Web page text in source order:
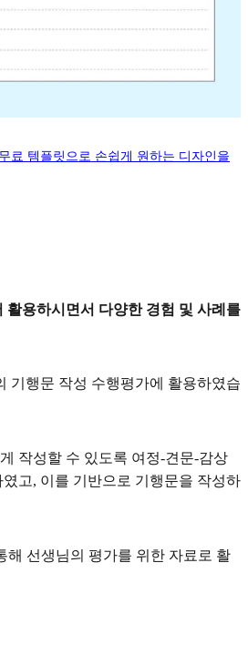
료 템플릿으로 손쉽게 원하는 디자인을
활용하시면서 다양한 경험 및 사례를
기행문 작성 수행평가에 활용하였습
작성할 수 있도록 여정-견문-감상
고, 이를 기반으로 기행문을 작성하
해 선생님의 평가를 위한 자료로 활